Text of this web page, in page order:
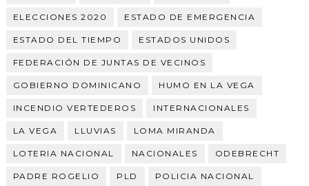
ELECCIONES 2020 ESTADO DE EMERGENCIA
ESTADO DEL TIEMPO ESTADOS UNIDOS
FEDERACIÓN DE JUNTAS DE VECINOS
GOBIERNO DOMINICANO HUMO EN LA VEGA
INCENDIO VERTEDEROS INTERNACIONALES
LA VEGA LLUVIAS LOMA MIRANDA
LOTERIA NACIONAL NACIONALES ODEBRECHT
PADRE ROGELIO PLD POLICIA NACIONAL